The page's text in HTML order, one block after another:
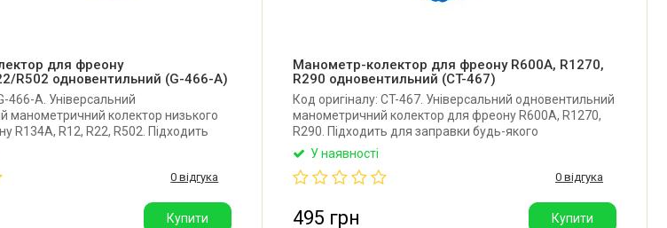
для фреону
R502 одновентильний (G-466-A)
466-A. Універсальний
манометричний колектор низького
R134A, R12, R22, R502. Підходить
якого холодильного обладнання,
0 відгука
Купити
Манометр-колектор для фреону R600A, R1270,
R290 одновентильний (CT-467)
Код оригіналу: CT-467. Універсальний одновентильний
манометричний колектор для фреону R600A, R1270,
R290. Підходить для заправки будь-якого
холодильного обладнання, яке працює на цих
Китай.
У наявності
0 відгука
495 грн Купити